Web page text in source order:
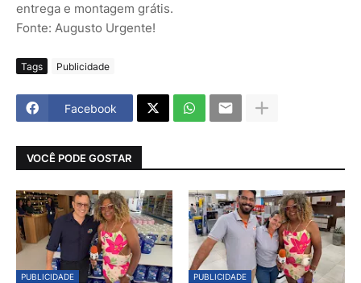
entrega e montagem grátis.
Fonte: Augusto Urgente!
Tags Publicidade
Facebook
VOCÊ PODE GOSTAR
PUBLICIDADE PUBLICIDADE